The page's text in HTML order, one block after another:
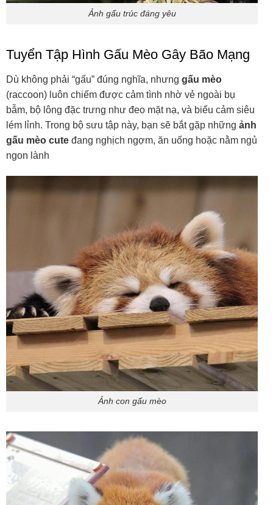
Ảnh gấu trúc đáng yêu
Tuyển Tập Hình Gấu Mèo Gây Bão Mạng
Dù không phải “gấu” đúng nghĩa, nhưng gấu mèo
(raccoon) luôn chiếm được cảm tình nhờ vẻ ngoài bụ
bẫm, bộ lông đặc trưng như đeo mặt nạ, và biểu cảm siêu
lém lỉnh. Trong bộ sưu tập này, bạn sẽ bắt gặp những ảnh
gấu mèo cute đang nghịch ngợm, ăn uống hoặc nằm ngủ
ngon lành
Ảnh con gấu mèo